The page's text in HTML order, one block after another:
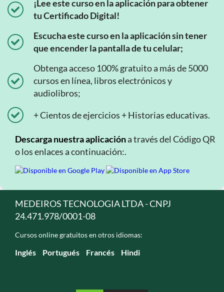
¡Lee este curso en la aplicación para obtener
tu Certificado Digital!
Escucha este curso en la aplicación sin tener
que encender la pantalla de tu celular;
Obtenga acceso 100% gratuito a más de 5000
cursos en línea, libros electrónicos y
audiolibros;
+ Cientos de ejercicios + Historias educativas.
Descarga nuestra aplicacióna través del Código QR
o los enlaces a continuación:.
MEDEIROS TECNOLOGIA LTDA - CNPJ
24.471.978/0001-08
Cursos online gratuitos en otros idiomas:
Inglés Portugués Francés Hindi